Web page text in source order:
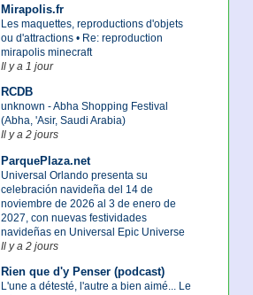
Mirapolis.fr
Les maquettes, reproductions d'objets
ou d'attractions • Re: reproduction
mirapolis minecraft
Il y a 1 jour
RCDB
unknown - Abha Shopping Festival
(Abha, 'Asir, Saudi Arabia)
Il y a 2 jours
ParquePlaza.net
Universal Orlando presenta su
celebración navideña del 14 de
noviembre de 2026 al 3 de enero de
2027, con nuevas festividades
navideñas en Universal Epic Universe
Il y a 2 jours
Rien que d'y Penser (podcast)
L'une a détesté, l'autre a bien aimé... Le